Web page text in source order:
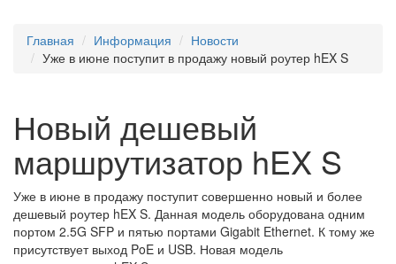
Главная Информация
Новости
Уже в июне поступит в продажу новый роутер hEX S
Новый дешевый
маршрутизатор hEX S
Уже в июне в продажу поступит совершенно новый и более
дешевый роутер hEX S. Данная модель оборудована одним
портом 2.5G SFP и пятью портами Gigabit Ethernet. К тому же
присутствует выход PoE и USB. Новая модель